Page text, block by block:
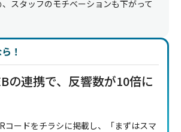
スタッフのモチベーションも下がって
！
の連携で、反響数が10倍に
コードをチラシに掲載し、「まずはスマ